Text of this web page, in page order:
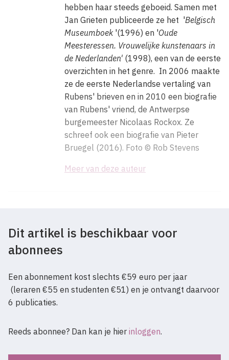
hebben haar steeds geboeid. Samen met
Jan Grieten publiceerde ze het 'Belgisch
Museumboek'(1996) en 'Oude
Meesteressen. Vrouwelijke kunstenaars in
de Nederlanden' (1998), een van de eerste
overzichten in het genre. In 2006 maakte
ze de eerste Nederlandse vertaling van
Rubens' brieven en in 2010 een biografie
van Rubens' vriend, de Antwerpse
burgemeester Nicolaas Rockox. Ze
schreef ook een biografie van Pieter
Bruegel (2016). Foto © Rob Stevens
Meer van deze auteur
Dit artikel is beschikbaar voor
abonnees
Een abonnement kost slechts €59 euro per jaar
(leraren €55 en studenten €51) en je ontvangt daarvoor
6 publicaties.
Reeds abonnee? Dan kan je hier inloggen.